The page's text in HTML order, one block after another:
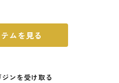
ムを見る
ンを受け取る